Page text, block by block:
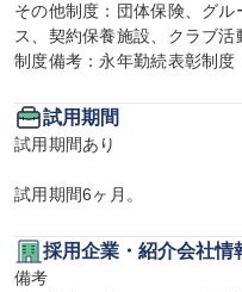
その他制度：団体保険、グ
ス、契約保養施設、クラブ活
制度備考：永年勤続表彰制度
試用期間
試用期間あり
試用期間6ヶ月。
採用企業・紹介会社情
備考